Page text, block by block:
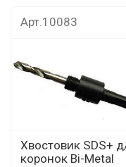
Арт.10083
Хвостовик SDS+
коронок Bi-Metal